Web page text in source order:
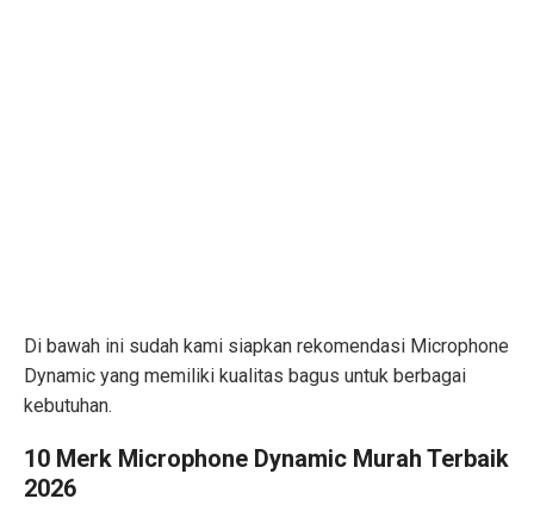
Di bawah ini sudah kami siapkan rekomendasi Microphone
Dynamic yang memiliki kualitas bagus untuk berbagai
kebutuhan.
10 Merk Microphone Dynamic Murah Terbaik
2026